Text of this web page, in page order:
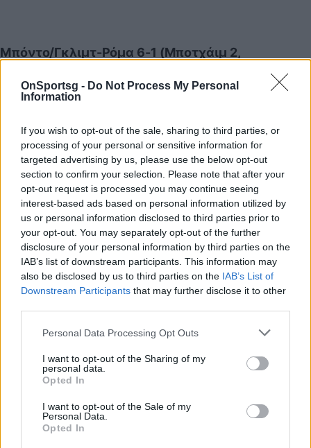
OnSportsg - Do Not Process My Personal
Information
If you wish to opt-out of the sale, sharing to third parties, or
processing of your personal or sensitive information for
targeted advertising by us, please use the below opt-out
section to confirm your selection. Please note that after your
opt-out request is processed you may continue seeing
interest-based ads based on personal information utilized by
us or personal information disclosed to third parties prior to
your opt-out. You may separately opt-out of the further
disclosure of your personal information by third parties on the
IAB’s list of downstream participants. This information may
also be disclosed by us to third parties on the IAB’s List of
Downstream Participants that may further disclose it to other
Personal Data Processing Opt Outs
I want to opt-out of the Sharing of my
personal data.
Opted In
I want to opt-out of the Sale of my
Personal Data.
Opted In
Μπόντο/Γκλιμτ-Ρόμα 6-1 (Μποτχάιμ 2,
Ρόμα-Μπόντο/Γκλιμτ 2-2 (Ιμπάνιεθ, Ελ Σαράουι –
Σολμπάκεν, Μποτχάιμ)